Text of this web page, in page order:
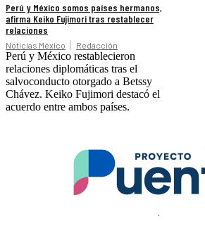
Perú y México somos países hermanos,
afirma Keiko Fujimori tras restablecer
relaciones
Noticias México Redacción
Perú y México restablecieron
relaciones diplomáticas tras el
salvoconducto otorgado a Betssy
Chávez. Keiko Fujimori destacó el
acuerdo entre ambos países.
.